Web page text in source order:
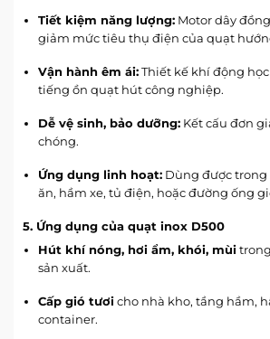
Tiết kiệm năng lượng:Motor dây
giảm mức tiêu thụ điện của quạt
Vận hành êm ái:Thiết kế khí động
tiếng ồn quạt hút công nghiệp.
Dễ vệ sinh, bảo dưỡng:Kết cấu đơn
chóng.
Ứng dụng linh hoạt:Dùng được trong
ăn, hầm xe, tủ điện, hoặc đường ống
5. Ứng dụng của quạt inox D500
Hút khí nóng, hơi ẩm, khói, mùi
sản xuất.
Cấp gió tươicho nhà kho, tầng hầm,
container.